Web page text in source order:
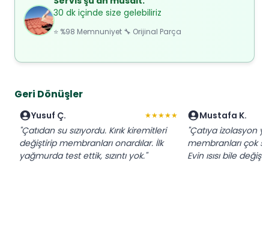
30 dk içinde size gelebiliriz
⭐ %98 Memnuniyet 🔧 Orijinal Parça
Geri Dönüşler
Yusuf Ç. ★★★★★
"Çatıdan su sızıyordu. Kırık kiremitleri
değiştirip membranları onardılar. İlk
yağmurda test ettik, sızıntı yok."
Mustafa K.
"Çatıya izolasyon
membranları çok
Evin ısısı bile